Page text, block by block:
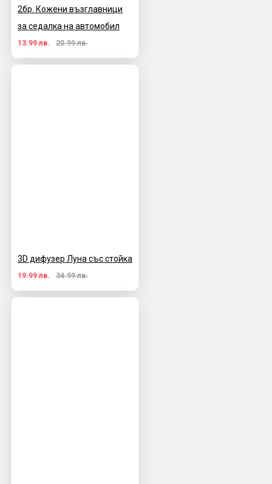
2бр. Кожени възглавници
за седалка на автомобил
13.99 лв. 20.99 лв.
3D дифузер Луна със стойка
19.99 лв. 34.99 лв.